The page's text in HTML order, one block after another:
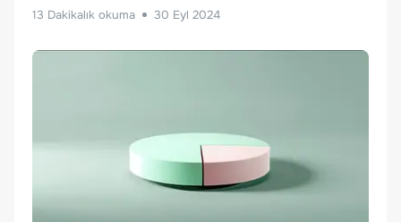
13 Dakikalık okuma 30 Eyl 2024